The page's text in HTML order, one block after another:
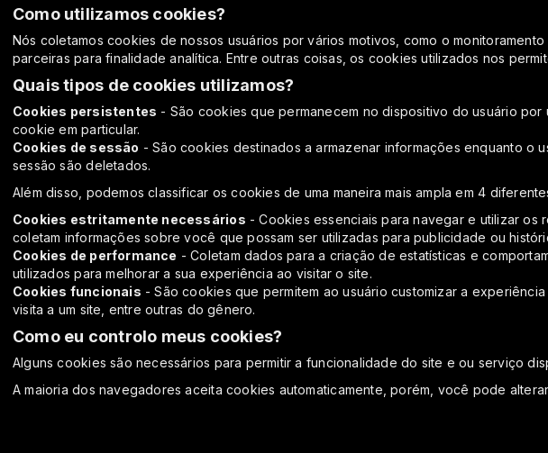
Como utilizamos cookies?
Nós coletamos cookies de nossos usuários por vários motivos, como o
parceiras para finalidade analítica. Entre outras coisas, os cookies utilizados nos
Quais tipos de cookies utilizamos?
Cookies persistentes - São cookies que permanecem no dispositivo do usuário
cookie em particular.
Cookies de sessão - São cookies destinados a armazenar informações enquanto o
sessão são deletados.
Além disso, podemos classificar os cookies de uma maneira mais ampla em 4
Cookies estritamente necessários - Cookies essenciais para navegar e utilizar os
coletam informações sobre você que possam ser utilizadas para publicidade ou
Cookies de performance - Coletam dados para a criação de estatísticas e
utilizados para melhorar a sua experiência ao visitar o site.
Cookies funcionais - São cookies que permitem ao usuário customizar a
visita a um site, entre outras do gênero.
Como eu controlo meus cookies?
Alguns cookies são necessários para permitir a funcionalidade do site e ou serviço
A maioria dos navegadores aceita cookies automaticamente, porém, você pode